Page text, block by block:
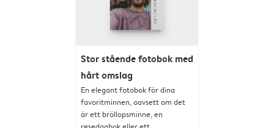
Stor stående fotobok med
hårt omslag
En elegant fotobok för dina
favoritminnen, oavsett om det
är ett bröllopsminne, en